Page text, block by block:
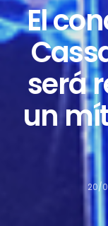
El
será
un
20/